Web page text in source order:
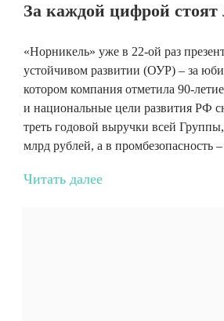
За каждой цифрой стоят
«Норникель» уже в 22-ой раз
устойчивом развитии (ОУР) – за
котором компания отметила 90-
и национальные цели развития РФ
треть годовой выручки всей
млрд рублей, а в промбезопасность
Читать далее